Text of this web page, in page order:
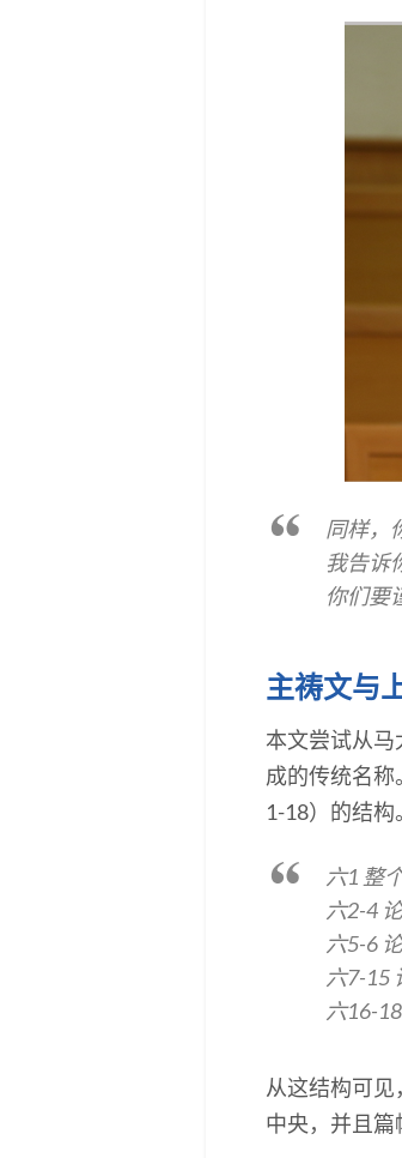
同样，
我告诉
你们要
主祷文与
本文尝试从
成的传统名
1-18）的结构
六1 整
六2-4
六5-6
六7-15
六16-
从这结构可
中央，并且篇